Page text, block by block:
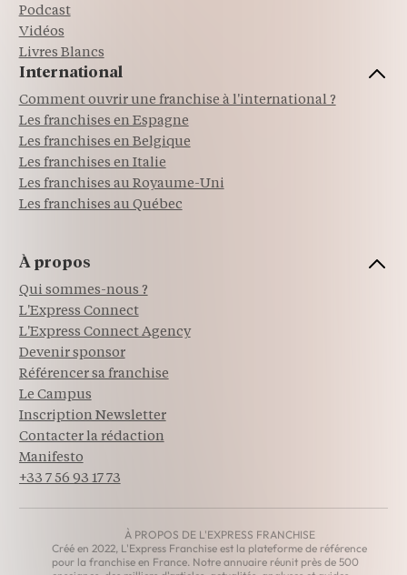
Podcast
Vidéos
Livres Blancs
International
Comment ouvrir une franchise à l'international ?
Les franchises en Espagne
Les franchises en Belgique
Les franchises en Italie
Les franchises au Royaume-Uni
Les franchises au Québec
À propos
Qui sommes-nous ?
L'Express Connect
L'Express Connect Agency
Devenir sponsor
Référencer sa franchise
Le Campus
Inscription Newsletter
Contacter la rédaction
Manifesto
+33 7 56 93 17 73
À PROPOS DE L'EXPRESS FRANCHISE
Créé en 2022, L'Express Franchise est la plateforme de référence
pour la franchise en France. Notre annuaire réunit près de 500